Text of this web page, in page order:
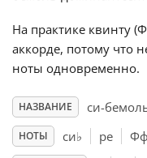
Deutsch
English
Español
На практике квинту
аккорде, потому что
ноты одновременно.
НАЗВАНИЕ си-
НОТЫ си♭ ре